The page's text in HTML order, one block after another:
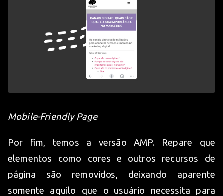
Mobile-Friendly Page
Por fim, temos a versão AMP. Repare que
elementos como cores e outros recursos de
página são removidos, deixando aparente
somente aquilo que o usuário necessita para